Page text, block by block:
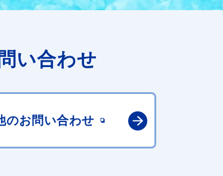
い合わせ
のお問い合わせ